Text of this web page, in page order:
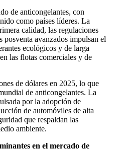
de anticongelantes, con
como países líderes. La
calidad, las regulaciones
avanzados impulsan el
ecológicos y de larga
las flotas comerciales y de
de dólares en 2025, lo que
de anticongelantes. La
por la adopción de
de automóviles de alta
que respaldan las
ambiente.
en el mercado de